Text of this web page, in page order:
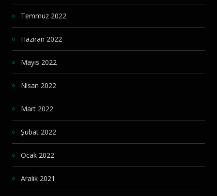
Temmuz 2022
Haziran 2022
Mayıs 2022
Nisan 2022
Mart 2022
Şubat 2022
Ocak 2022
Aralık 2021